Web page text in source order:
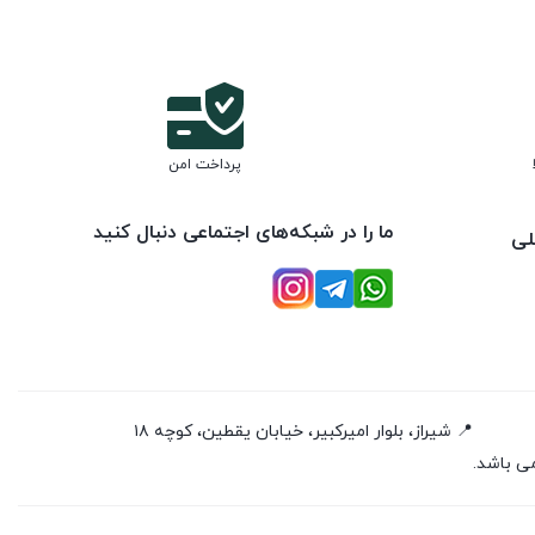
پرداخت امن
ما را در شبکه‌های اجتماعی دنبال کنید
📍 شیراز، بلوار امیرکبیر، خیابان یقطین، کوچه ۱۸